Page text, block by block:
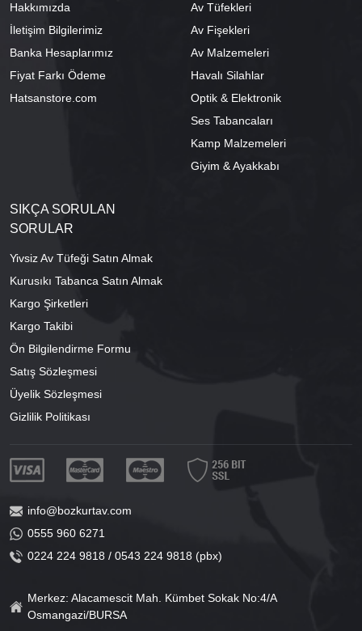
Hakkımızda
İletişim Bilgilerimiz
Banka Hesaplarımız
Fiyat Farkı Ödeme
Hatsanstore.com
Av Tüfekleri
Av Fişekleri
Av Malzemeleri
Havalı Silahlar
Optik & Elektronik
Ses Tabancaları
Kamp Malzemeleri
Giyim & Ayakkabı
SIKÇA SORULAN
SORULAR
Yivsiz Av Tüfeği Satın Almak
Kurusıkı Tabanca Satın Almak
Kargo Şirketleri
Kargo Takibi
Ön Bilgilendirme Formu
Satış Sözleşmesi
Üyelik Sözleşmesi
Gizlilik Politikası
info@bozkurtav.com
0555 960 6271
0224 224 9818 / 0543 224 9818 (pbx)
Merkez: Alacamescit Mah. Kümbet Sokak No:4/A
Osmangazi/BURSA